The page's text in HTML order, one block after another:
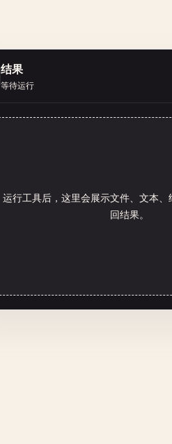
结果
等待运行
运行工具后，这里会展示文件、文本、
回结果。